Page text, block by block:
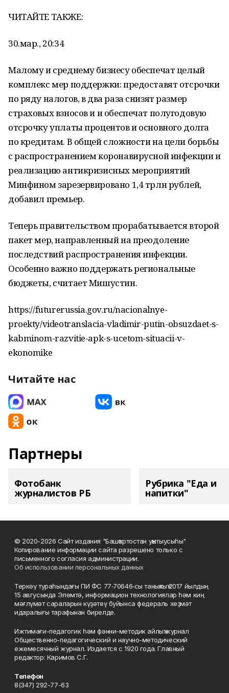
ЧИТАЙТЕ ТАКЖЕ:
30.мар., 20:34
Малому и среднему бизнесу обеспечат целый
комплекс мер поддержки: предоставят отсрочки
по ряду налогов, в два раза снизят размер
страховых взносов и и обеспечат полугодовую
отсрочку уплаты процентов и основного долга
по кредитам. В общей сложности на цели борьбы
с распространением коронавирусной инфекции и
реализацию антикризисных мероприятий
Минфином зарезервировано 1,4 трлн рублей,
добавил премьер.
Теперь правительством прорабатывается второй
пакет мер, направленный на преодоление
последствий распространения инфекции.
Особенно важно поддержать региональные
бюджеты, считает Мишустин.
https://futurerussia.gov.ru/nacionalnye-
proekty/videotranslacia-vladimir-putin-obsuzdaet-s-
kabminom-razvitie-apk-s-ucetom-situacii-v-
ekonomike
Читайте нас
Партнеры
Фотобанк
журналистов РБ
Рубрика "Еда и
напитки"
© 2020-2026 Сайт издания "Башҡортостан уҡытыусыһы"
Копирование информации сайта разрешено только с
письменного согласия администрации.
Об использовании персональных данных
Теркәү тураһындағы ПИ ФС 77‑70646‑сы таныҡлыҡ 2017 йылдың
15 авгусында Элемтә, информацион технологиялар һәм киң
мәғлүмәт сараларын күҙәтеү буйынса федераль хеҙмәт
идаралығы тарафынан бирелде.
Ижтимағи-педагогик һәм фәнни-методик айлыҡ журнал
Общественно-педагогический и научно-методический
ежемесячный журнал. Издается с 1920 года. Главный
редактор: Каримов С.Г.
Телефон
8(347) 292-77-63